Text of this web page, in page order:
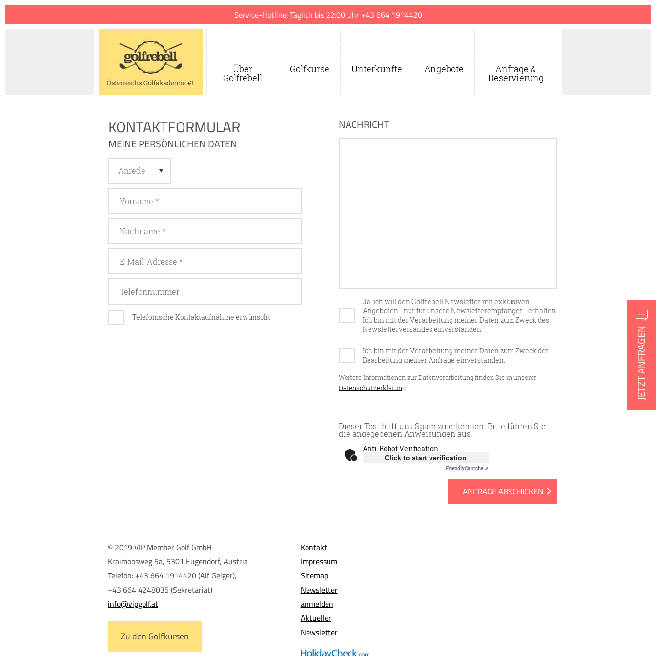
Service-Hotline: Täglich bis 22:00 Uhr +43 664 1914420
Über
Golfrebell
Golfkurse Unterkünfte Angebote Anfrage &
Reservierung
KONTAKTFORMULAR
MEINE PERSÖNLICHEN DATEN
Telefonische Kontaktaufnahme erwünscht
NACHRICHT
Ja, ich will den Golfrebell Newsletter mit exklusiven
Angeboten - nur für unsere Newsletterempfänger - erhalten.
Ich bin mit der Verarbeitung meiner Daten zum Zweck des
Newsletterversandes einverstanden.
Ich bin mit der Verarbeitung meiner Daten zum Zweck der
Bearbeitung meiner Anfrage einverstanden.
Weitere Informationen zur Datenverarbeitung finden Sie in unserer
Datenschutzerklärung.
Dieser Test hilft uns Spam zu erkennen. Bitte führen Sie
die angegebenen Anweisungen aus.
Anti-Robot Verification
Click to start verification
FriendlyCaptcha ⇗
© 2019 VIP Member Golf GmbH
Kraimoosweg 5a, 5301 Eugendorf, Austria
Telefon: +43 664 1914420 (Alf Geiger),
+43 664 4248035 (Sekretariat)
info@vipgolf.at
Zu den Golfkursen
Kontakt
Impressum
Sitemap
Newsletter
anmelden
Aktueller
Newsletter